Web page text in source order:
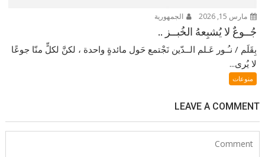
مارس 15, 2026 الجمهورية
جُــوعٌ لا يُشبِعهُ الخُبــز ..
بِقَلَم / نـُـور عَـلم الــدّين نَجْتمع حَول مائدةٍ واحدة ، لكنَّ لكلٍّ منّا جوعًا
لا يُرى...
منوعات
LEAVE A COMMENT